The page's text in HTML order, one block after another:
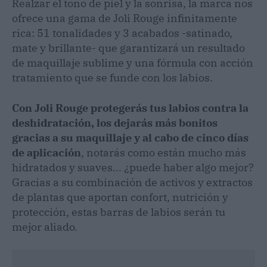
Realzar el tono de piel y la sonrisa, la marca nos
ofrece una gama de Joli Rouge infinitamente
rica: 51 tonalidades y 3 acabados -satinado,
mate y brillante- que garantizará un resultado
de maquillaje sublime y una fórmula con acción
tratamiento que se funde con los labios.
Con Joli Rouge protegerás tus labios contra la
deshidratación, los dejarás más bonitos
gracias a su maquillaje y al cabo de cinco días
de aplicación, notarás como están mucho más
hidratados y suaves... ¿puede haber algo mejor?
Gracias a su combinación de activos y extractos
de plantas que aportan confort, nutrición y
protección, estas barras de labios serán tu
mejor aliado.